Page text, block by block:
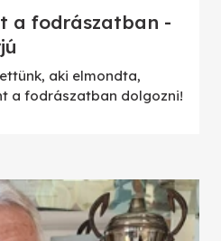
a fodrászatban -
aki elmondta,
a fodrászatban dolgozni!